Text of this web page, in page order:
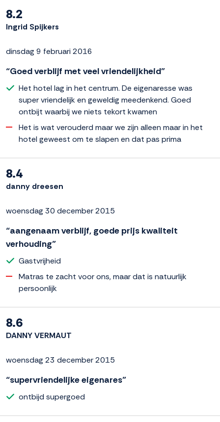
8.2
Ingrid Spijkers
dinsdag 9 februari 2016
“Goed verblijf met veel vriendelijkheid”
Het hotel lag in het centrum. De eigenaresse was
super vriendelijk en geweldig meedenkend. Goed
ontbijt waarbij we niets tekort kwamen
Het is wat verouderd maar we zijn alleen maar in het
hotel geweest om te slapen en dat pas prima
8.4
danny dreesen
woensdag 30 december 2015
“aangenaam verblijf, goede prijs kwaliteit
verhouding”
Gastvrijheid
Matras te zacht voor ons, maar dat is natuurlijk
persoonlijk
8.6
DANNY VERMAUT
woensdag 23 december 2015
“supervriendelijke eigenares”
ontbijd supergoed